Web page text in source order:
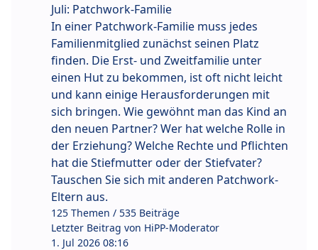
Juli: Patchwork-Familie
In einer Patchwork-Familie muss jedes
Familienmitglied zunächst seinen Platz
finden. Die Erst- und Zweitfamilie unter
einen Hut zu bekommen, ist oft nicht leicht
und kann einige Herausforderungen mit
sich bringen. Wie gewöhnt man das Kind an
den neuen Partner? Wer hat welche Rolle in
der Erziehung? Welche Rechte und Pflichten
hat die Stiefmutter oder der Stiefvater?
Tauschen Sie sich mit anderen Patchwork-
Eltern aus.
125 Themen / 535 Beiträge
Letzter Beitrag von HiPP-Moderator
1. Jul 2026 08:16